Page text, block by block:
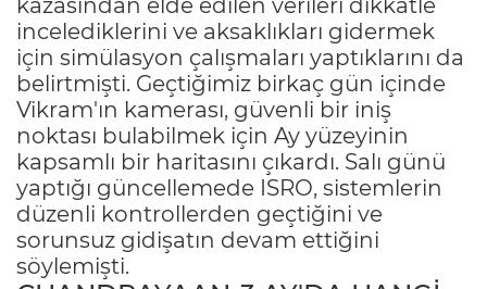
incelediklerini ve aksaklıkları gidermek
için simülasyon çalışmaları yaptıklarını da
belirtmişti. Geçtiğimiz birkaç gün içinde
Vikram'ın kamerası, güvenli bir iniş
noktası bulabilmek için Ay yüzeyinin
kapsamlı bir haritasını çıkardı. Salı günü
yaptığı güncellemede ISRO, sistemlerin
düzenli kontrollerden geçtiğini ve
sorunsuz gidişatın devam ettiğini
söylemişti.